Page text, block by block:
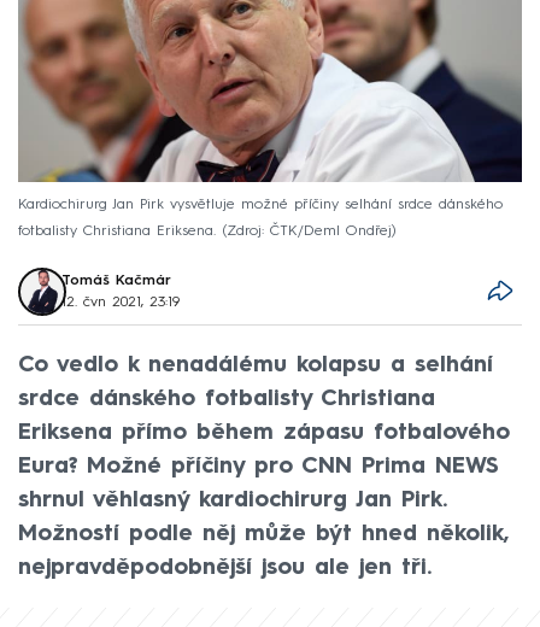
Kardiochirurg Jan Pirk vysvětluje možné příčiny selhání srdce dánského
fotbalisty Christiana Eriksena.
Zdroj: ČTK/Deml Ondřej
Tomáš Kačmár
12. čvn 2021, 23:19
Co vedlo k nenadálému kolapsu a selhání
srdce dánského fotbalisty Christiana
Eriksena přímo během zápasu fotbalového
Eura? Možné příčiny pro CNN Prima NEWS
shrnul věhlasný kardiochirurg Jan Pirk.
Možností podle něj může být hned několik,
nejpravděpodobnější jsou ale jen tři.